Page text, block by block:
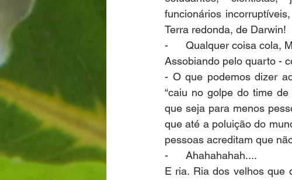
funcionários
Terra redonda, de Darwin!
-      Qualquer coisa cola,
Assobiando pelo quarto -
- O que podemos dizer
“caiu no golpe do time
que seja para menos
que até a poluição do
pessoas acreditam que
-      Ahahahahah....
E ria. Ria dos velhos que